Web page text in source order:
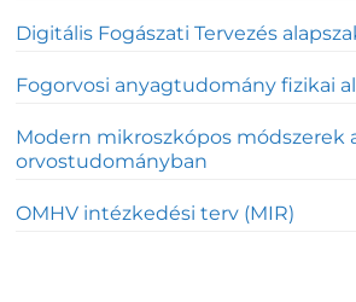
Digitális Fogászati Tervezés
Fogorvosi anyagtudomány fizikai
Modern mikroszkópos módszerek
orvostudományban
OMHV intézkedési terv (MIR)